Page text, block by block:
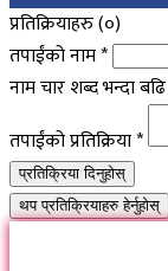
प्रतिक्रियाहरु (०)
तपाईंको नाम*
नाम चार शब्द भन्दा
तपाईंको प्रतिक्रिया*
प्रतिक्रिया दिनुहोस्
थप प्रतिक्रियाहरु हेर्नुहोस्